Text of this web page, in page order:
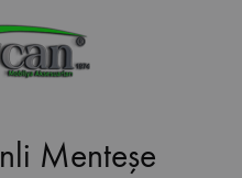
Menteşe